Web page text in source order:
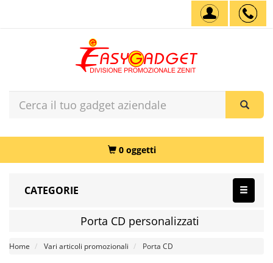
0 oggetti
CATEGORIE
Porta CD personalizzati
Home Vari articoli promozionali Porta CD